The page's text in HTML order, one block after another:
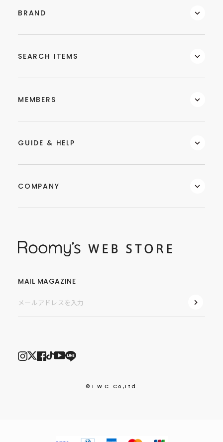
BRAND
SEARCH ITEMS
MEMBERS
GUIDE & HELP
COMPANY
MAIL MAGAZINE
© L.W.C. Co.,Ltd.